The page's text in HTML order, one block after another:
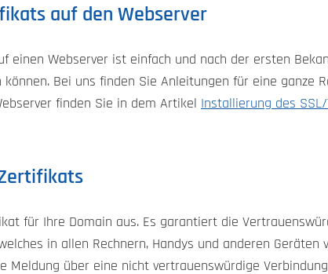
auf den Webserver
einen Webserver ist einfach und nach der ersten
Bei uns finden Sie Anleitungen für eine ganze
finden Sie in dem Artikel Installierung des
für Ihre Domain aus. Es garantiert die
in allen Rechnern, Handys und anderen
Meldung über eine nicht vertrauenswürdige